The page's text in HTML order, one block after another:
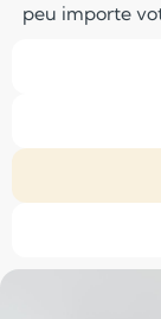
peu importe